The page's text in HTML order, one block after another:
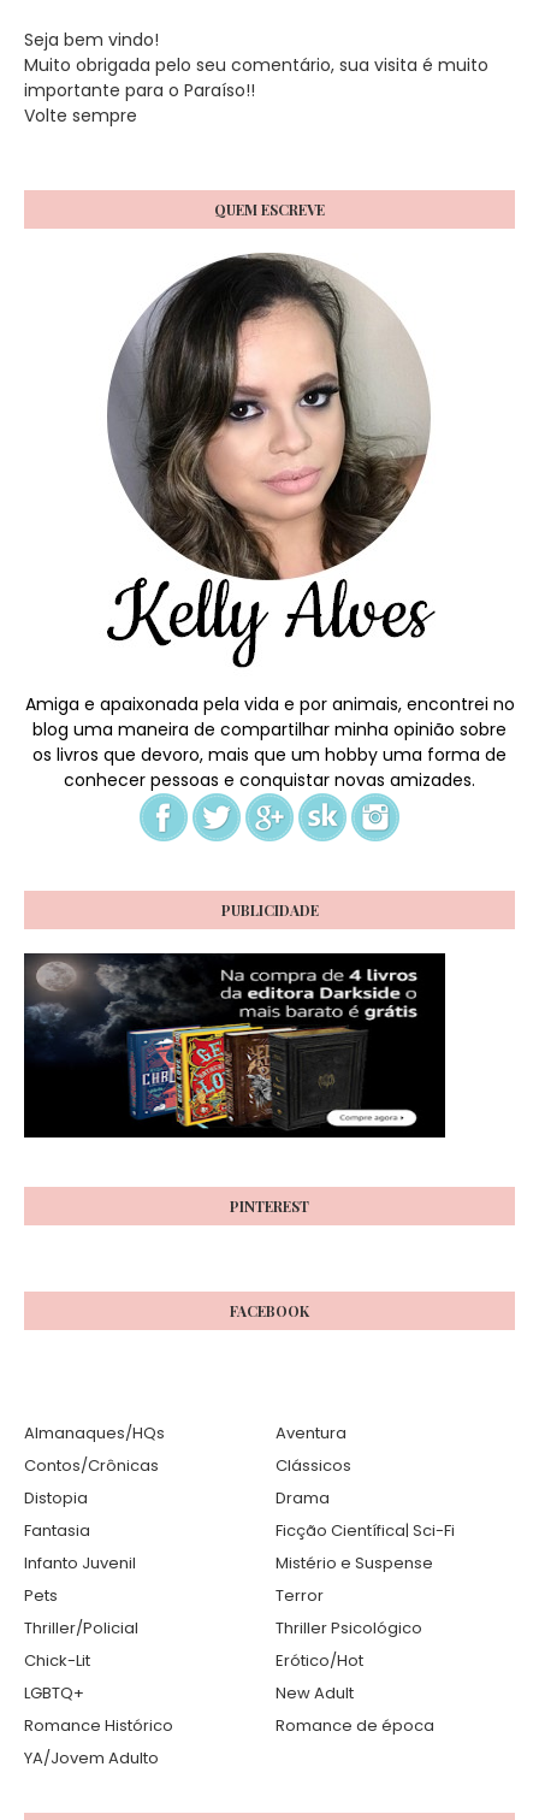
Seja bem vindo!
Muito obrigada pelo seu comentário, sua visita é muito
importante para o Paraíso!!
Volte sempre
QUEM ESCREVE
Amiga e apaixonada pela vida e por animais, encontrei no
blog uma maneira de compartilhar minha opinião sobre
os livros que devoro, mais que um hobby uma forma de
conhecer pessoas e conquistar novas amizades.
PUBLICIDADE
PINTEREST
FACEBOOK
Almanaques/HQs
Aventura
Contos/Crônicas
Clássicos
Distopia
Drama
Fantasia
Ficção Científica| Sci-Fi
Infanto Juvenil
Mistério e Suspense
Pets
Terror
Thriller/Policial
Thriller Psicológico
Chick-Lit
Erótico/Hot
LGBTQ+
New Adult
Romance Histórico
Romance de época
YA/Jovem Adulto